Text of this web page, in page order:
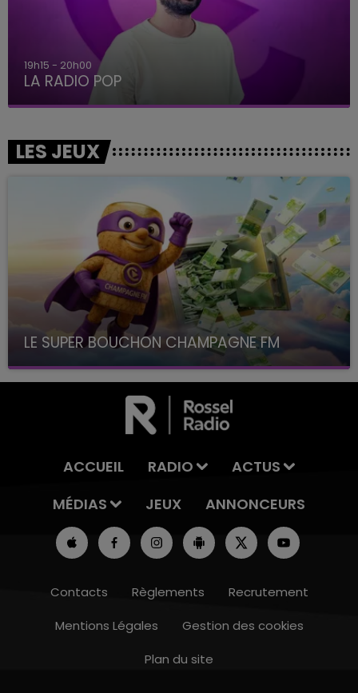
19h00 - 19h15
19h15 - 20h00
LA RADIO POP
LES JEUX
LE SUPER BOUCHON CHAMPAGNE FM
avec La Famille Champagne FM, à 8H10
ACCUEIL RADIO
ACTUS
MÉDIAS
JEUX ANNONCEURS
Contacts Règlements
Recrutement
Mentions Légales
Gestion des cookies
Plan du site